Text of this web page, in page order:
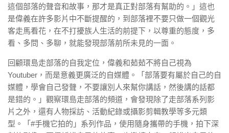
這個部落的聲音和故事，那才是真正對部落有幫助的。」這也
是偉義在許多影片中不斷提醒的，到部落裡不要只做一個觀光
客走馬看花，在不打擾族人生活的前提下，以尊重的態度，多
看、多問、多聊，就能發現部落前所未見的一面。
回顧環島走部落的自我定位，偉義和茹茹不將自己視為
Youtuber，而是意義更廣泛的自媒體。「部落要有屬於自己的自
媒體，學會自己發聲，不要讓別人來幫你講話，然後講的話都
是錯的。」觀察環島走部落的頻道，會發現除了走部落系列影
片之外，還有人物採訪、活動紀錄或攝影剪輯教學等多元類
型。「#手機它拍的」系列作品，使用隨身攜帶的手機，拍下深